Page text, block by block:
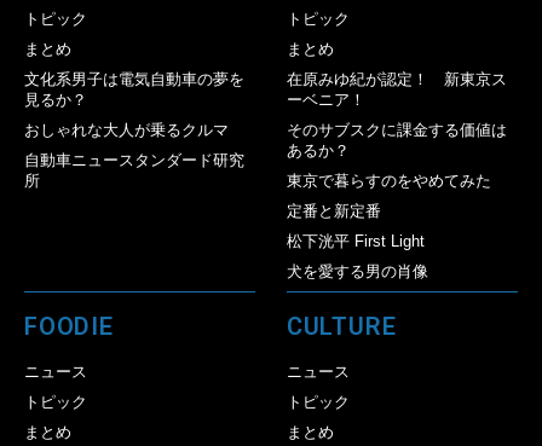
トピック
まとめ
文化系男子は電気自動車の夢を
見るか？
おしゃれな大人が乗るクルマ
自動車ニュースタンダード研究
所
トピック
まとめ
在原みゆ紀が認定！ 新東京ス
ーベニア！
そのサブスクに課金する価値は
あるか？
東京で暮らすのをやめてみた
定番と新定番
松下洸平 First Light
犬を愛する男の肖像
FOODIE
ニュース
トピック
まとめ
CULTURE
ニュース
トピック
まとめ